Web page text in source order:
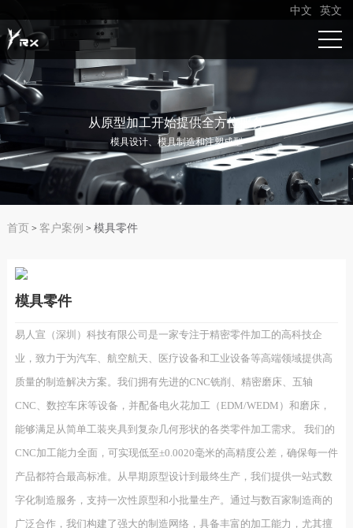
中文 英文
从原型加工开始提供全方位服务
模具设计、模具制造和注塑成型
首页 > 客户案例 > 模具零件
模具零件
易人宣（深圳）科技有限公司是一家专注于精密零件加工的高科技企
业，致力于为汽车、航空航天、医疗设备和工业设备等高端领域提供高
质量的制造解决方案。我们拥有先进的CNC铣削、精密磨床、五轴
CNC、数控车床等设备，并配备电火花加工（EDM/WEDM）和磨床，
能够满足从简单工装夹具到复杂几何形状的各类零件加工需求。 我们的
CNC加工能力全面，可实现低至±0.0020毫米的高精度公差，确保每一件
产品都符合最高标准。从早期原型设计到最终生产，我们提供一站式数
字化制造服务，支持一次性原型和小批量生产。通过与数百家制造商的
广泛合作，我们构建了强大的制造网络，具备丰富的加工能力，尤其擅